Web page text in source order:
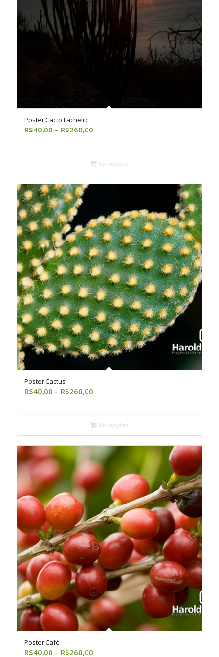
Poster Cacto Facheiro
R$40,00 – R$260,00Faixa
R$40,00
através
R$260,00
Ver opções
Poster Cactus
R$40,00 – R$260,00Faixa
R$40,00
através
R$260,00
Ver opções
Poster Café
R$40,00 – R$260,00Faixa